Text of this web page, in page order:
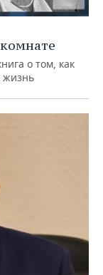
о том, как
жизнь